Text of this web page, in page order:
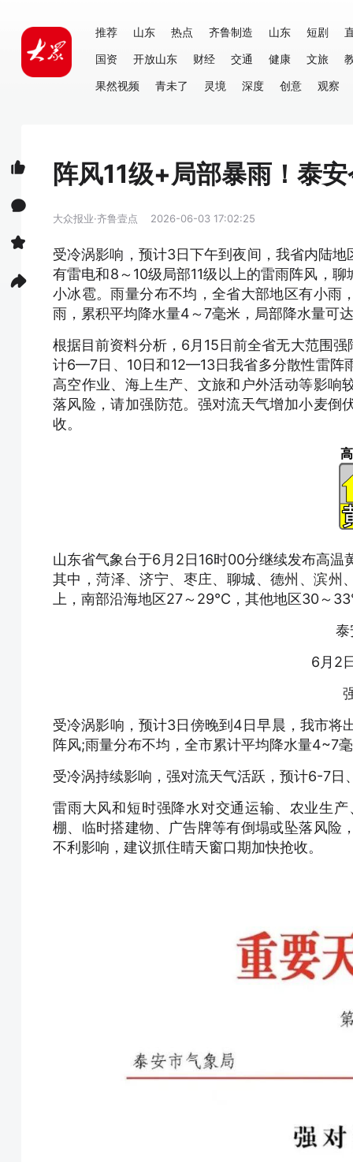
推荐 山东 热点 齐鲁制造 山东 短剧
国资
开放山东 财经 交通 健康 文旅
果然视频
青未了 灵境 深度 创意 观察
阵风11级+局部暴雨！泰
大众报业·齐鲁壹点 2026-06-03 17:02:25
受冷涡影响，预计3日下午到夜间，我省内陆
有雷电和8～10级局部11级以上的雷雨阵风，
小冰雹。雨量分布不均，全省大部地区有小雨
雨，累积平均降水量4～7毫米，局部降水量可
根据目前资料分析，6月15日前全省无大范围
计6—7日、10日和12—13日我省多分散性雷阵
高空作业、海上生产、文旅和户外活动等影响
落风险，请加强防范。强对流天气增加小麦倒
收。
山东省气象台于6月2日16时00分继续发布高
其中，菏泽、济宁、枣庄、聊城、德州、滨
上，南部沿海地区27～29℃，其他地区30～
泰
6月2
受冷涡影响，预计3日傍晚到4日早晨，我市将
阵风;雨量分布不均，全市累计平均降水量4~7
受冷涡持续影响，强对流天气活跃，预计6-7日
雷雨大风和短时强降水对交通运输、农业生
棚、临时搭建物、广告牌等有倒塌或坠落风险
不利影响，建议抓住晴天窗口期加快抢收。